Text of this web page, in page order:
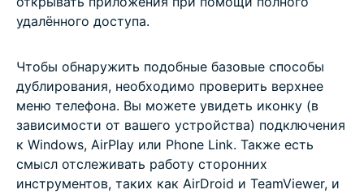
удалённого доступа.
Чтобы обнаружить подобные базовые способы
дублирования, необходимо проверить верхнее
меню телефона. Вы можете увидеть иконку (в
зависимости от вашего устройства) подключения
к Windows, AirPlay или Phone Link. Также есть
смысл отслеживать работу сторонних
инструментов, таких как AirDroid и TeamViewer, и